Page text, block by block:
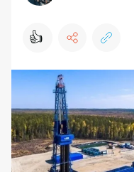
👍